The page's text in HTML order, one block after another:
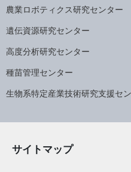
農業ロボティクス研究センター
遺伝資源研究センター
高度分析研究センター
種苗管理センター
生物系特定産業技術研究支援セ
サイトマップ